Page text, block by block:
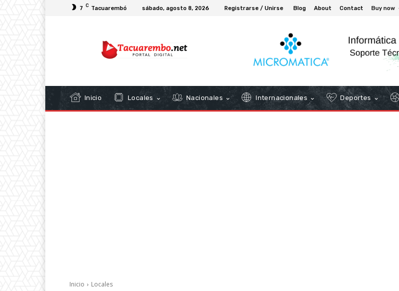
7 C Tacuarembó sábado, agosto 8, 2026 Registrarse / Unirse Blog About Contact Buy now
Inicio Locales Nacionales Internacionales Deportes
Inicio Locales